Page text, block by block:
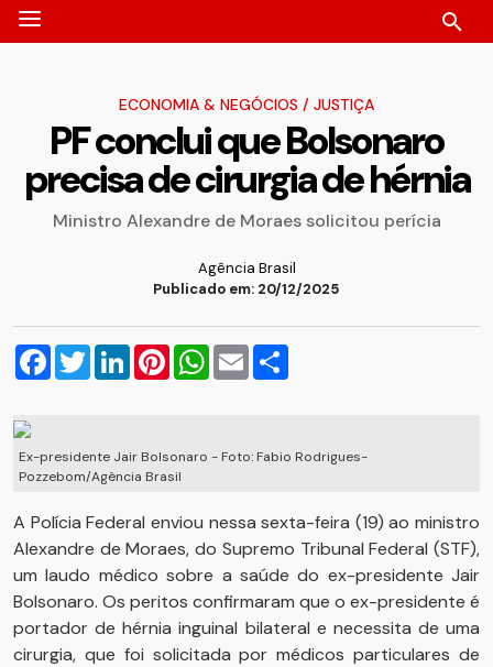
ECONOMIA & NEGÓCIOS / JUSTIÇA
PF conclui que Bolsonaro
precisa de cirurgia de hérnia
Ministro Alexandre de Moraes solicitou perícia
Agência Brasil
Publicado em: 20/12/2025
Facebook
TwitterLinkedInPinterestWhatsApp
Email
Ex-presidente Jair Bolsonaro - Foto: Fabio Rodrigues-
Pozzebom/Agência Brasil
A Polícia Federal enviou nessa sexta-feira (19) ao ministro
Alexandre de Moraes, do Supremo Tribunal Federal (STF),
um laudo médico sobre a saúde do ex-presidente Jair
Bolsonaro. Os peritos confirmaram que o ex-presidente é
portador de hérnia inguinal bilateral e necessita de uma
cirurgia, que foi solicitada por médicos particulares de